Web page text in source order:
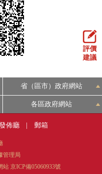
評價
建議
省（區市）政府網站
各區政府網站
佈廳 郵箱
管理局
站 京ICP備05060933號